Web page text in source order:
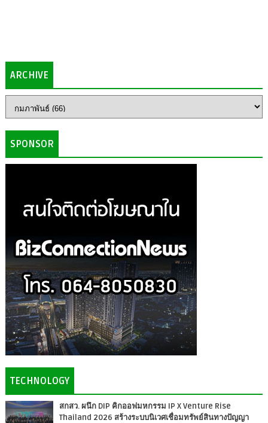
ARCHIVE
SPONSOR
TECHNOLOGY
สกสว. ผนึก DIP คิกออฟมหกรรม IP X Venture Rise
Thailand 2026 สร้างระบบนิเวศเชื่อมทรัพย์สินทางปัญญา